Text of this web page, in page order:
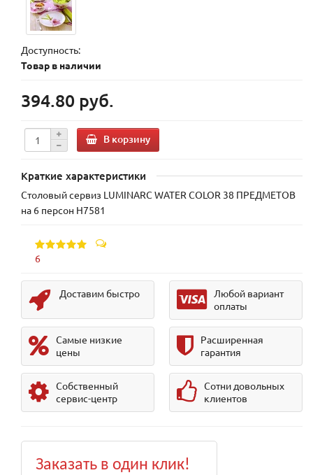
Доступность:
Товар в наличии
394.80 руб.
В корзину
Краткие характеристики
Столовый сервиз LUMINARC WATER COLOR 38 ПРЕДМЕТОВ
на 6 персон H7581
6
Доставим быстро
Любой вариант
оплаты
Самые низкие
цены
Расширенная
гарантия
Собственный
сервис-центр
Сотни довольных
клиентов
Заказать в один клик!